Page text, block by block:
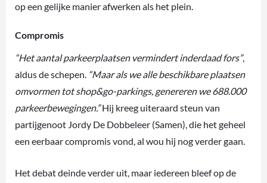
op een gelijke manier afwerken als het plein.
Compromis
“Het aantal parkeerplaatsen vermindert inderdaad fors”,
aldus de schepen. “Maar als we alle beschikbare plaatsen
omvormen tot shop&go-parkings, genereren we 688.000
parkeerbewegingen.”Hij kreeg uiteraard steun van
partijgenoot Jordy De Dobbeleer (Samen), die het geheel
een eerbaar compromis vond, al wou hij nog verder gaan.
Het debat deinde verder uit, maar iedereen bleef op de